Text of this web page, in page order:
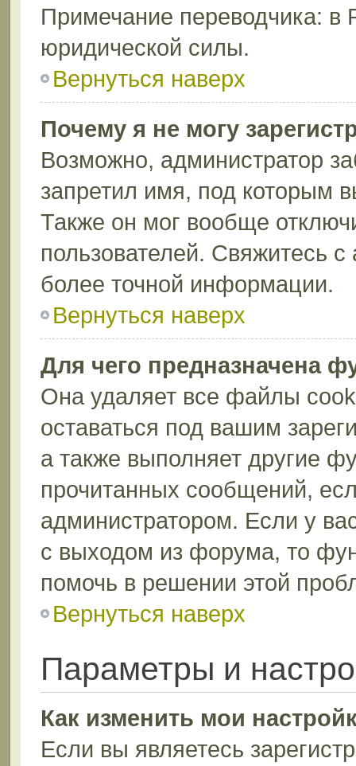
Примечание переводчика: в
юридической силы.
Вернуться наверх
Почему я не могу
Возможно, администратор
запретил имя, под которым
Также он мог вообще
пользователей. Свяжитесь
более точной информации.
Вернуться наверх
Для чего предназначена
Она удаляет все файлы
оставаться под вашим
а также выполняет другие
прочитанных сообщений,
администратором. Если у
с выходом из форума, то
помочь в решении этой
Вернуться наверх
Параметры и
Как изменить мои
Если вы являетесь